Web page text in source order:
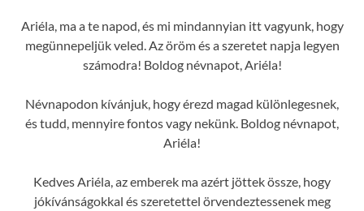
Ariéla, ma a te napod, és mi mindannyian itt vagyunk, hogy
megünnepeljük veled. Az öröm és a szeretet napja legyen
számodra! Boldog névnapot, Ariéla!
Névnapodon kívánjuk, hogy érezd magad különlegesnek,
és tudd, mennyire fontos vagy nekünk. Boldog névnapot,
Ariéla!
Kedves Ariéla, az emberek ma azért jöttek össze, hogy
jókívánságokkal és szeretettel örvendeztessenek meg